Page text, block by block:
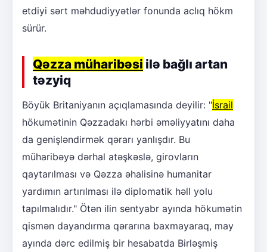
etdiyi sərt məhdudiyyətlər fonunda aclıq hökm
sürür.
Qəzza müharibəsi ilə bağlı artan
təzyiq
Böyük Britaniyanın açıqlamasında deyilir: "İsrail
hökumətinin Qəzzadakı hərbi əməliyyatını daha
da genişləndirmək qərarı yanlışdır. Bu
müharibəyə dərhal atəşkəslə, girovların
qaytarılması və Qəzza əhalisinə humanitar
yardımın artırılması ilə diplomatik həll yolu
tapılmalıdır." Ötən ilin sentyabr ayında hökumətin
qismən dayandırma qərarına baxmayaraq, may
ayında dərc edilmiş bir hesabatda Birləşmiş